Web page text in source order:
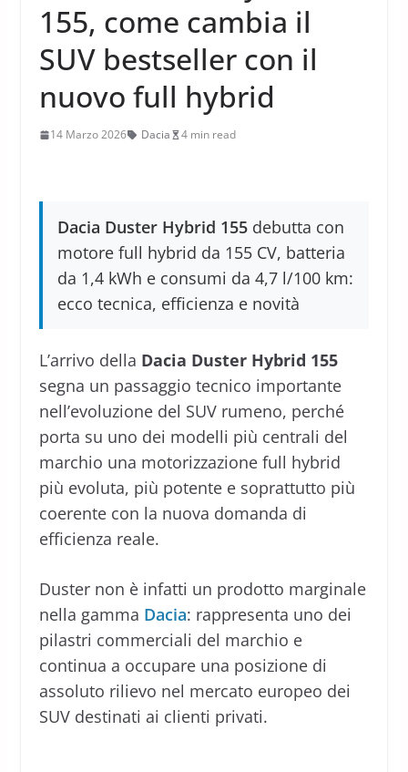
155, come cambia il
SUV bestseller con il
nuovo full hybrid
14 Marzo 2026 Dacia 4 min read
Dacia Duster Hybrid 155debutta con
motore full hybrid da 155 CV, batteria
da 1,4 kWh e consumi da 4,7 l/100 km:
ecco tecnica, efficienza e novità
L’arrivo della Dacia Duster Hybrid 155
segna un passaggio tecnico importante
nell’evoluzione del SUV rumeno, perché
porta su uno dei modelli più centrali del
marchio una motorizzazione full hybrid
più evoluta, più potente e soprattutto più
coerente con la nuova domanda di
efficienza reale.
Duster non è infatti un prodotto marginale
nella gamma Dacia: rappresenta uno dei
pilastri commerciali del marchio e
continua a occupare una posizione di
assoluto rilievo nel mercato europeo dei
SUV destinati ai clienti privati.